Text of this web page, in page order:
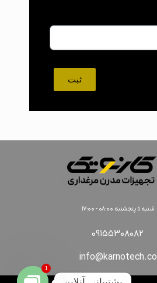
ثبت
شنبه تا پنجشنبه ۰۸:۰۰ - ۱۷:۰۰
۰۹۱۵۵۳۰۸۰۸۲
info@karnotech.co
1